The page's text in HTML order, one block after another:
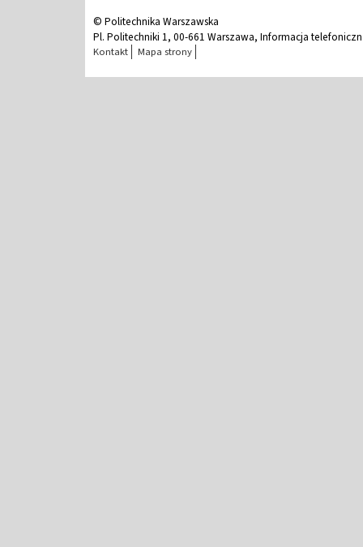
© Politechnika Warszawska
Pl. Politechniki 1, 00-661 Warszawa, Informacja
Kontakt Mapa strony